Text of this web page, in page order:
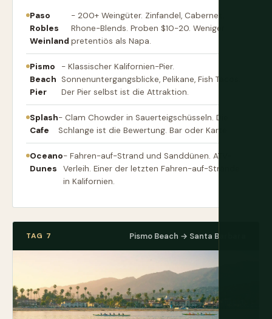
Paso
Robles
Weinland
- 200+ Weingüter. Zinfandel, Cabernet,
Rhone-Blends. Proben $10-20. Weniger
pretentiös als Napa.
Pismo
Beach
Pier
- Klassischer Kalifornien-Pier.
Sonnenuntergangsblicke, Pelikane, Fish Tacos.
Der Pier selbst ist die Attraktion.
Splash
Cafe
- Clam Chowder in Sauerteigschüsseln. Die
Schlange ist die Bewertung. Bar oder Karte.
Oceano
Dunes
- Fahren-auf-Strand und Sanddünen. ATV-
Verleih. Einer der letzten Fahren-auf-Strände
in Kalifornien.
TAG 7 Pismo Beach → Santa Barbara